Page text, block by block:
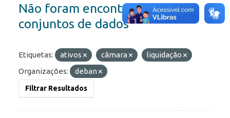
Não foram encontrados
conjuntos de dados
Etiquetas: ativos câmara
liquidação
Organizações:
deban
Filtrar Resultados